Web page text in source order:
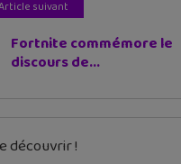
suivant
Fortnite commémore le
discours de...
découvrir !